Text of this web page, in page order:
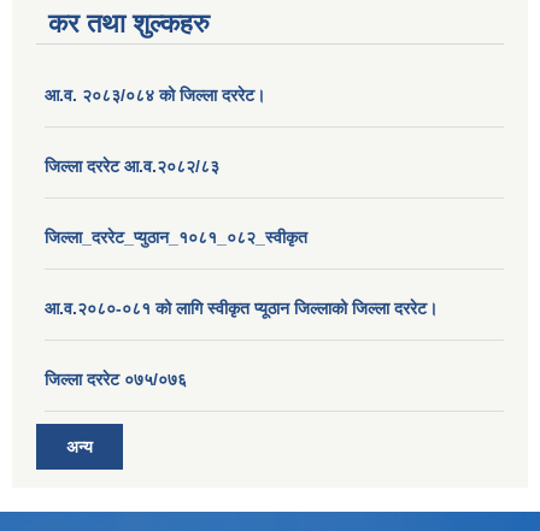
कर तथा शुल्कहरु
आ.व. २०८३/०८४ को जिल्ला दररेट।
जिल्ला दररेट आ.व.२०८२/८३
जिल्ला_दररेट_प्युठान_१०८१_०८२_स्वीकृत
आ.व.२०८०-०८१ को लागि स्वीकृत प्यूठान जिल्लाको जिल्ला दररेट।
जिल्ला दररेट ०७५/०७६
अन्य